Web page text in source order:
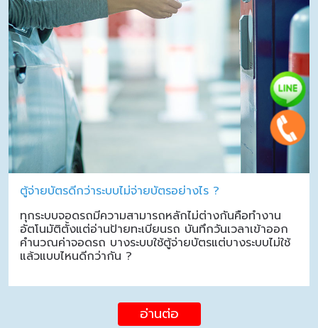
ตู้จ่ายบัตรดีกว่าระบบไม่จ่ายบัตรอย่างไร ?
ทุกระบบจอดรถมีความสามารถหลักไม่ต่างกันคือทำงาน
อัตโนมัติตั้งแต่อ่านป้ายทะเบียนรถ บันทึกวันเวลาเข้าออก
คำนวณค่าจอดรถ บางระบบใช้ตู้จ่ายบัตรแต่บางระบบไม่ใช้
แล้วแบบไหนดีกว่ากัน ?
อ่านต่อ